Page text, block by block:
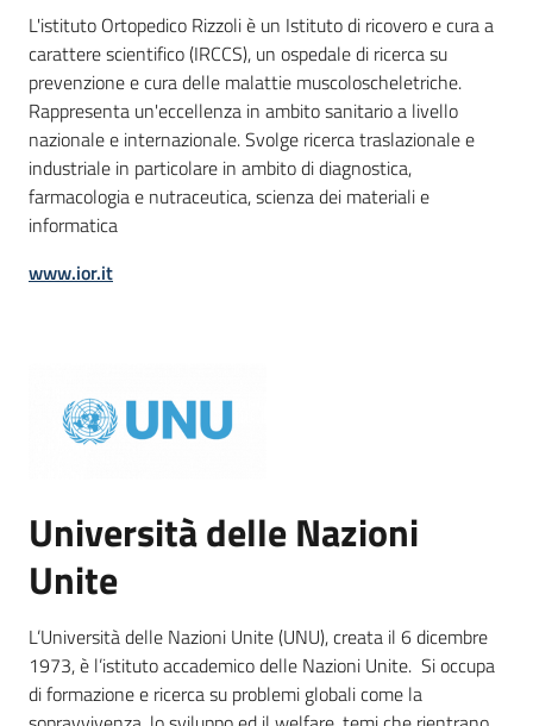
L'istituto Ortopedico Rizzoli è un Istituto di ricovero e cura a
carattere scientifico (IRCCS), un ospedale di ricerca su
prevenzione e cura delle malattie muscoloscheletriche.
Rappresenta un'eccellenza in ambito sanitario a livello
nazionale e internazionale. Svolge ricerca traslazionale e
industriale in particolare in ambito di diagnostica,
farmacologia e nutraceutica, scienza dei materiali e
informatica
www.ior.it
Università delle Nazioni
Unite
L’Università delle Nazioni Unite (UNU), creata il 6 dicembre
1973, è l’istituto accademico delle Nazioni Unite. Si occupa
di formazione e ricerca su problemi globali come la